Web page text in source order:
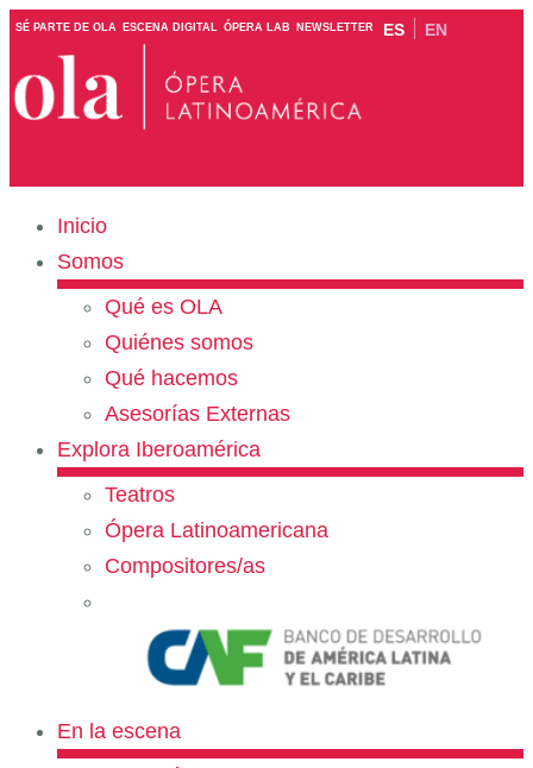
SÉ PARTE DE OLA ESCENA DIGITAL ÓPERA LAB NEWSLETTER ES EN
Inicio
Somos
Qué es OLA
Quiénes somos
Qué hacemos
Asesorías Externas
Explora Iberoamérica
Teatros
Ópera Latinoamericana
Compositores/as
En la escena